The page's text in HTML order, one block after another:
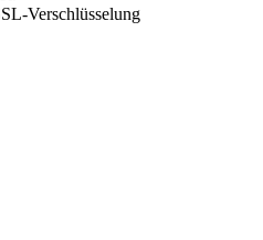
Verschlüsselung